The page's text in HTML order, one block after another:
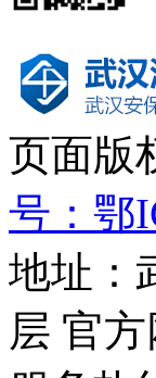
页面版
号：鄂
地址：
层 官方